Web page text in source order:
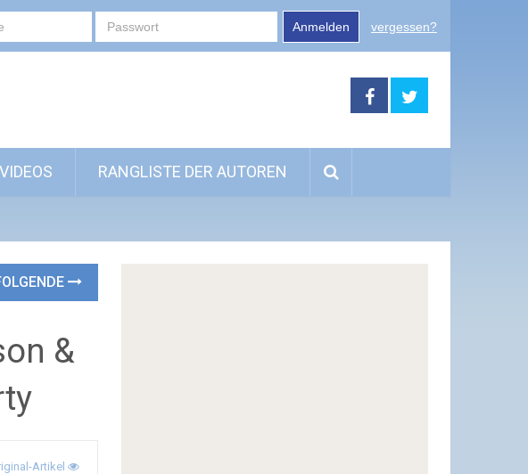
Anmelden vergessen?
VIDEOS RANGLISTE DER AUTOREN
&
Artikel